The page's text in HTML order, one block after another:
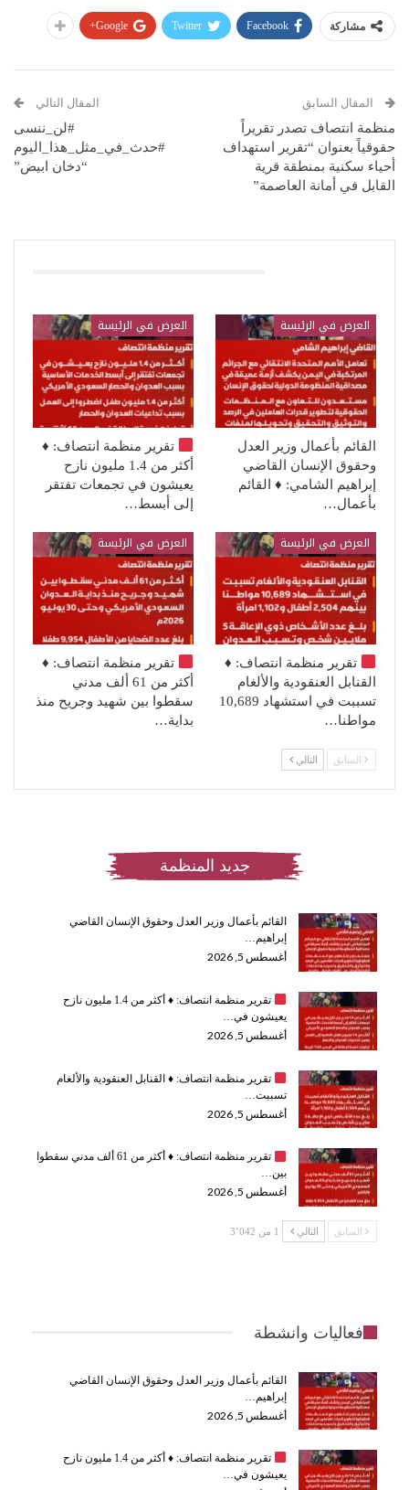
مشاركة Facebook
Twitter
Google+
المقال السابق
منظمة انتصاف تصدر تقريراً
حقوقياً بعنوان “تقرير استهداف
أحياء سكنية بمنطقة قرية
القابل في أمانة العاصمة”
المقال التالي
#لن_ننسى
#حدث_في_مثل_هذا_اليوم
“دخان ابيض”
العرض في الرئيسة
القائم بأعمال وزير العدل
وحقوق الإنسان القاضي
إبراهيم الشامي: ♦️ القائم
بأعمال…
العرض في الرئيسة
تقرير منظمة انتصاف: ♦️
أكثر من 1.4 مليون نازح
يعيشون في تجمعات تفتقر
إلى أبسط…
العرض في الرئيسة
تقرير منظمة انتصاف: ♦️
القنابل العنقودية والألغام
تسببت في استشهاد 10,689
مواطنا…
العرض في الرئيسة
تقرير منظمة انتصاف: ♦️
أكثر من 61 ألف مدني
سقطوا بين شهيد وجريح منذ
بداية…
السابق التالي
جديد المنظمة
القائم بأعمال وزير العدل وحقوق الإنسان القاضي
إبراهيم…
أغسطس 5, 2026
تقرير منظمة انتصاف: ♦️
أكثر من 1.4 مليون نازح
يعيشون في…
أغسطس 5, 2026
تقرير منظمة انتصاف: ♦️القنابل العنقودية والألغام
تسببت…
أغسطس 5, 2026
تقرير منظمة انتصاف: ♦️
أكثر من 61 ألف مدني سقطوا
بين…
أغسطس 5, 2026
السابق التالي 1 من 3٬042
فعاليات وانشطة
القائم بأعمال وزير العدل وحقوق الإنسان القاضي
إبراهيم…
أغسطس 5, 2026
تقرير منظمة انتصاف: ♦️
أكثر من 1.4 مليون نازح
يعيشون في…